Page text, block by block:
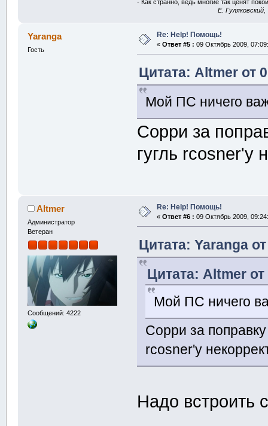
- Как странно, ведь многие так ценят
E.
Yaranga
Гость
Re: Help! Помощь!
« Ответ #5 : 09 Октябрь 2009,
Цитата: Altmer от
Мой ПС ничего
Сорри за
гугль rcosner'у
Altmer
Администратор
Ветеран
Сообщений: 4222
Re: Help! Помощь!
« Ответ #6 : 09 Октябрь 2009,
Цитата: Yaranga
Цитата: Altmer
Мой ПС ничего
Сорри за
rcosner'у
Надо встроить